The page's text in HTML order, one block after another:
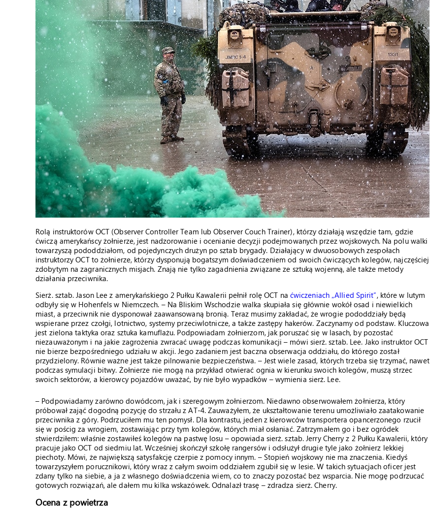
Rolą instruktorów OCT (Observer Controller Team lub Observer Couch Trainer), którzy działają wszędzie tam, gdzie
ćwiczą amerykańscy żołnierze, jest nadzorowanie i ocenianie decyzji podejmowanych przez wojskowych. Na polu walki
towarzyszą pododdziałom, od pojedynczych drużyn po sztab brygady. Działający w dwuosobowych zespołach
instruktorzy OCT to żołnierze, którzy dysponują bogatszym doświadczeniem od swoich ćwiczących kolegów, najczęściej
zdobytym na zagranicznych misjach. Znają nie tylko zagadnienia związane ze sztuką wojenną, ale także metody
działania przeciwnika.
Sierż. sztab. Jason Lee z amerykańskiego 2 Pułku Kawalerii pełnił rolę OCT na ćwiczeniach „Allied Spirit”, które w lutym
odbyły się w Hohenfels w Niemczech. – Na Bliskim Wschodzie walka skupiała się głównie wokół osad i niewielkich
miast, a przeciwnik nie dysponował zaawansowaną bronią. Teraz musimy zakładać, że wrogie pododdziały będą
wspierane przez czołgi, lotnictwo, systemy przeciwlotnicze, a także zastępy hakerów. Zaczynamy od podstaw. Kluczowa
jest zielona taktyka oraz sztuka kamuflażu. Podpowiadam żołnierzom, jak poruszać się w lasach, by pozostać
niezauważonym i na jakie zagrożenia zwracać uwagę podczas komunikacji – mówi sierż. sztab. Lee. Jako instruktor OCT
nie bierze bezpośredniego udziału w akcji. Jego zadaniem jest baczna obserwacja oddziału, do którego został
przydzielony. Równie ważne jest także pilnowanie bezpieczeństwa. – Jest wiele zasad, których trzeba się trzymać, nawet
podczas symulacji bitwy. Żołnierze nie mogą na przykład otwierać ognia w kierunku swoich kolegów, muszą strzec
swoich sektorów, a kierowcy pojazdów uważać, by nie było wypadków – wymienia sierż. Lee.
– Podpowiadamy zarówno dowódcom, jak i szeregowym żołnierzom. Niedawno obserwowałem żołnierza, który
próbował zająć dogodną pozycję do strzału z AT-4. Zauważyłem, że ukształtowanie terenu umożliwiało zaatakowanie
przeciwnika z góry. Podrzuciłem mu ten pomysł. Dla kontrastu, jeden z kierowców transportera opancerzonego rzucił
się w pościg za wrogiem, zostawiając przy tym kolegów, których miał osłaniać. Zatrzymałem go i bez ogródek
stwierdziłem: właśnie zostawiłeś kolegów na pastwę losu – opowiada sierż. sztab. Jerry Cherry z 2 Pułku Kawalerii, który
pracuje jako OCT od siedmiu lat. Wcześniej skończył szkołę rangersów i odsłużył drugie tyle jako żołnierz lekkiej
piechoty. Mówi, że największą satysfakcję czerpie z pomocy innym. – Stopień wojskowy nie ma znaczenia. Kiedyś
towarzyszyłem porucznikowi, który wraz z całym swoim oddziałem zgubił się w lesie. W takich sytuacjach oficer jest
zdany tylko na siebie, a ja z własnego doświadczenia wiem, co to znaczy pozostać bez wsparcia. Nie mogę podrzucać
gotowych rozwiązań, ale dałem mu kilka wskazówek. Odnalazł trasę – zdradza sierż. Cherry.
Ocena z powietrza